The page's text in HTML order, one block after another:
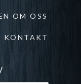
OM OSS
KONTAKT